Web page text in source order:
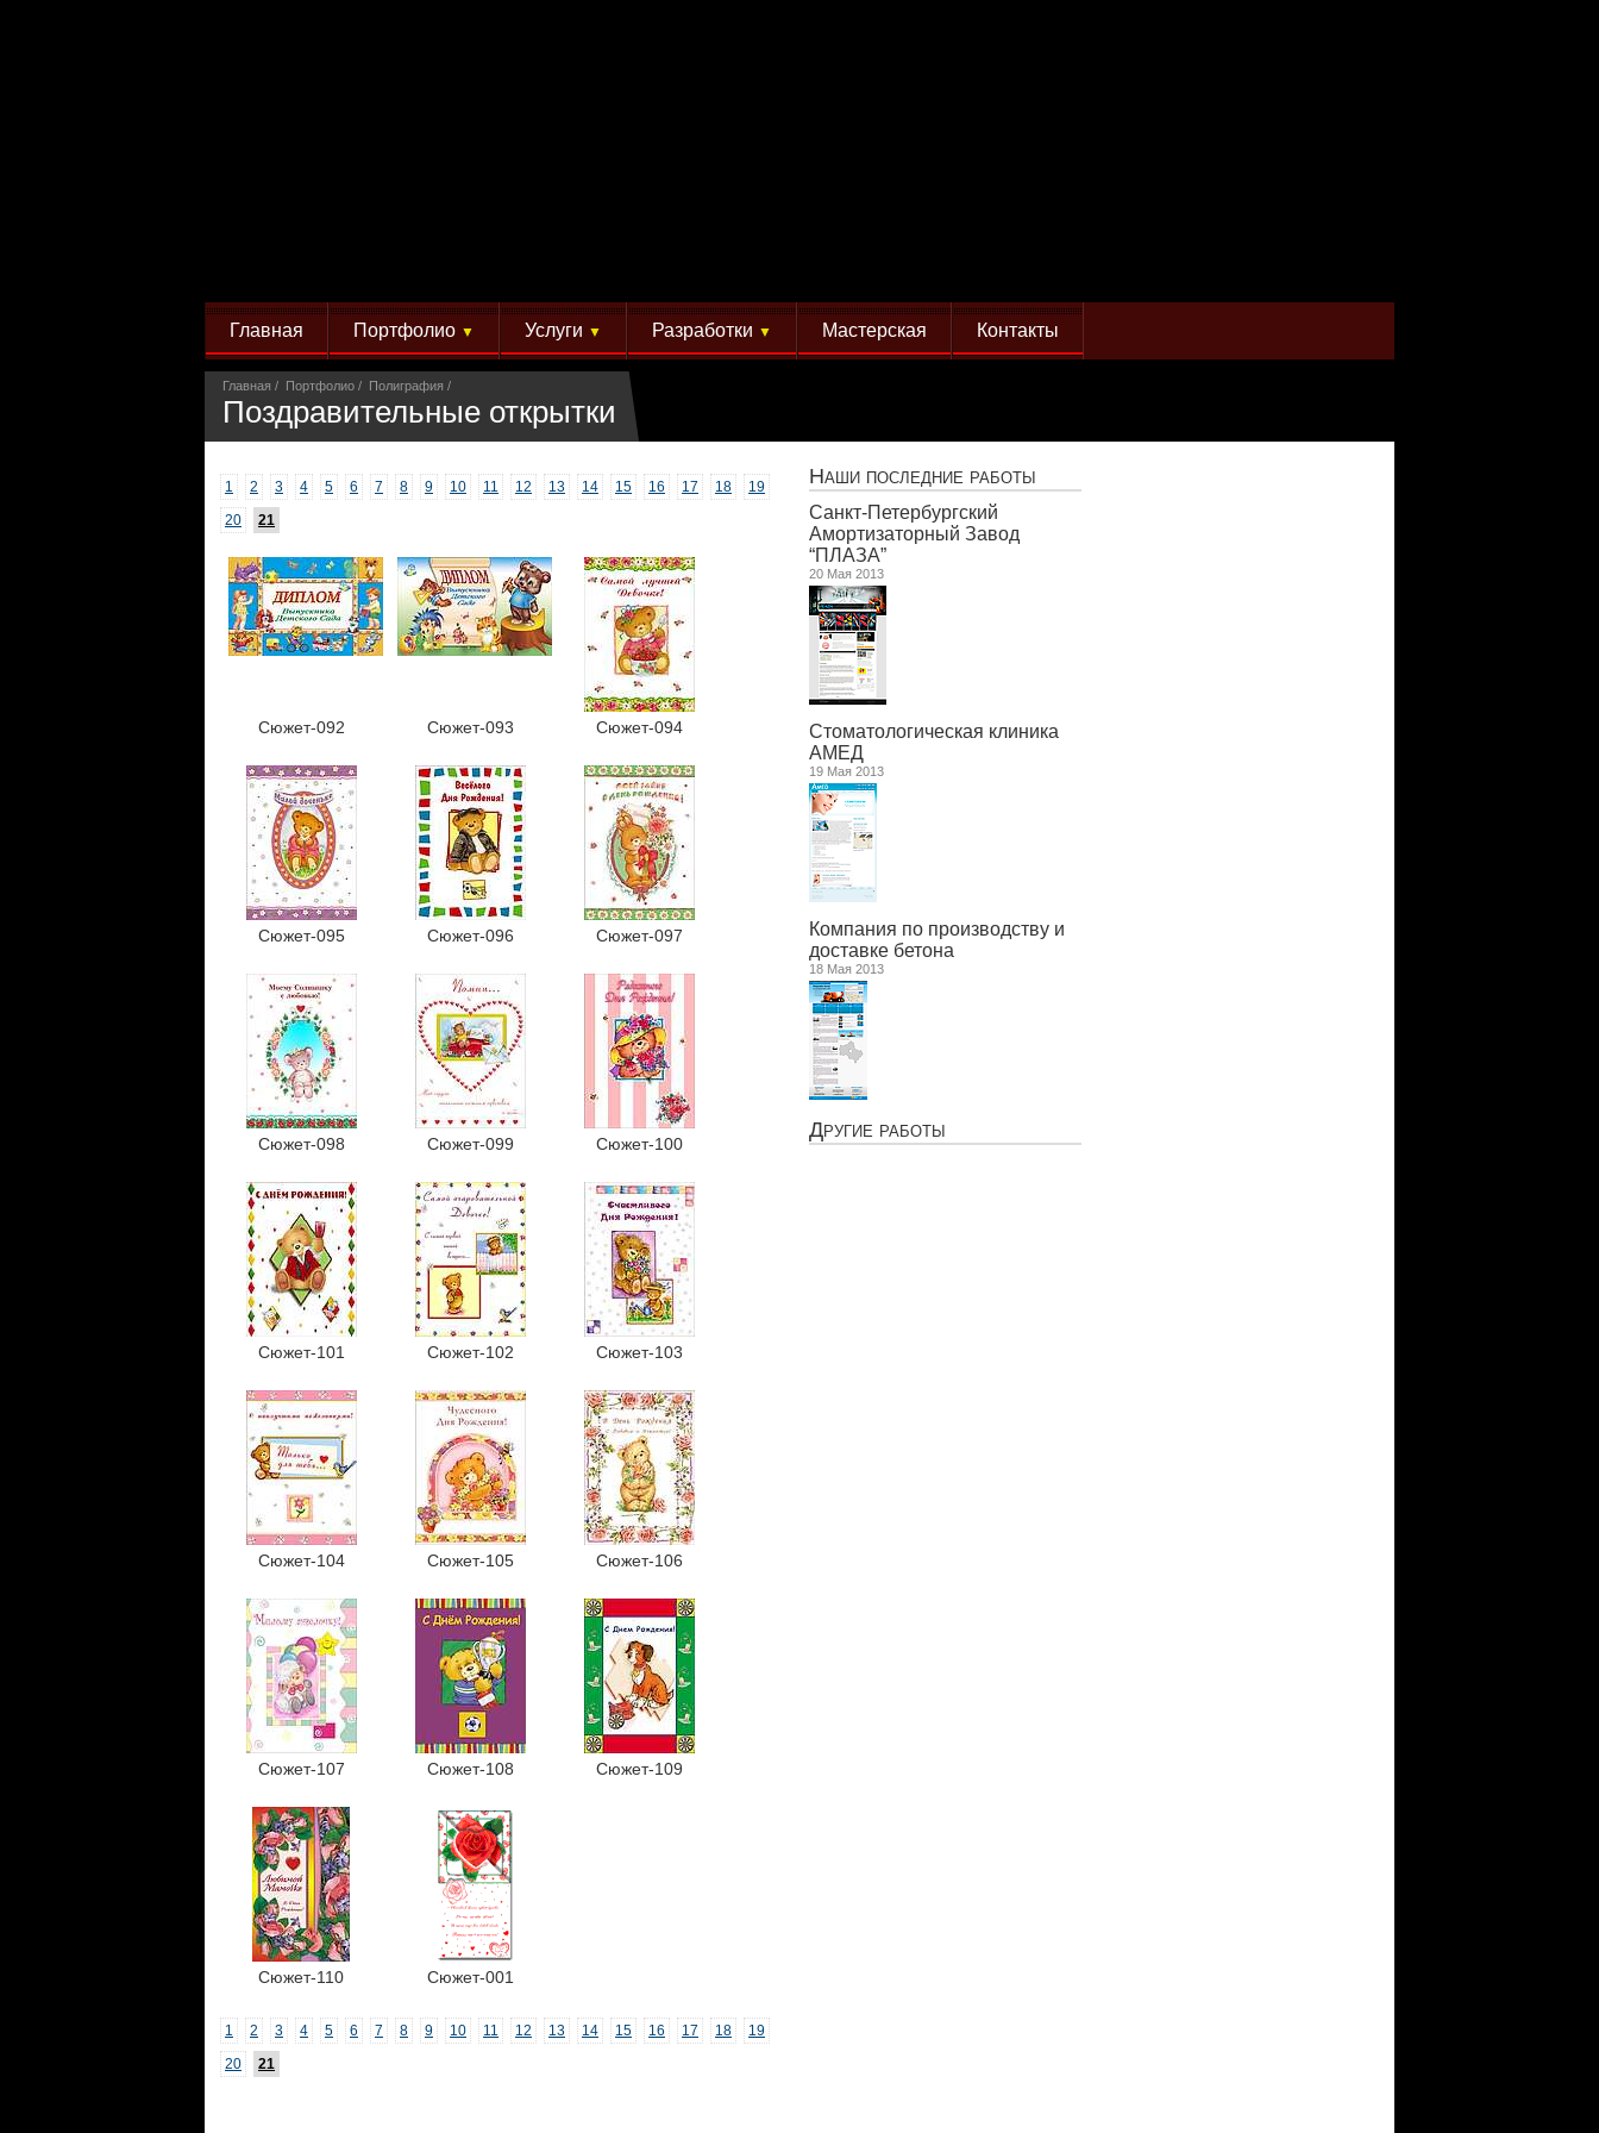
Главная Портфолио ▼ Услуги ▼ Разработки ▼ Мастерская Контакты
Главная Портфолио Полиграфия
Поздравительные открытки
1 2 3 4 5 6 7 8 9 10 11 12 13 14 15 16 17 18
19
20
21
Сюжет-092 Сюжет-093 Сюжет-094
Сюжет-095 Сюжет-096 Сюжет-097
Сюжет-098 Сюжет-099 Сюжет-100
Сюжет-101 Сюжет-102 Сюжет-103
Сюжет-104 Сюжет-105 Сюжет-106
Сюжет-107 Сюжет-108 Сюжет-109
Сюжет-110 Сюжет-001
1 2 3 4 5 6 7 8 9 10 11 12 13 14 15 16 17 18
19
20
21
Наши последние работы
Санкт-Петербургский
Амортизаторный Завод
“ПЛАЗА”
20 Мая 2013
Стоматологическая клиника
АМЕД
19 Мая 2013
Компания по производству и
доставке бетона
18 Мая 2013
Другие работы